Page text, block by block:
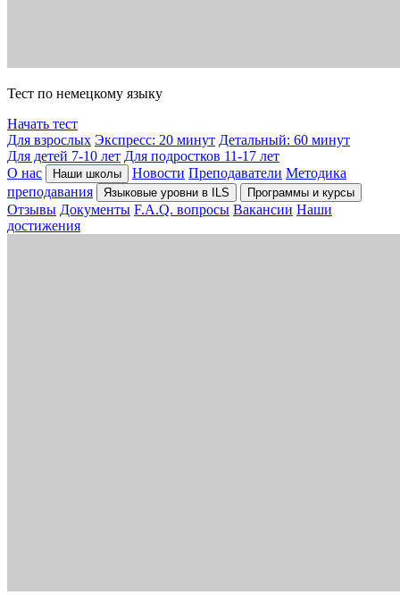
Тест по немецкому языку
Начать тест
Для взрослых Экспресс: 20 минут Детальный: 60 минут
Для детей 7-10 лет Для подростков 11-17 лет
О нас
Наши школы Новости Преподаватели Методика
преподавания
Языковые уровни в ILS Программы и курсы
Отзывы Документы F.A.Q. вопросы Вакансии Наши
достижения